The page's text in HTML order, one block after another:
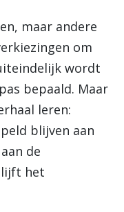
maar andere
om
wordt
bepaald. Maar
leren:
blijven aan
de
het